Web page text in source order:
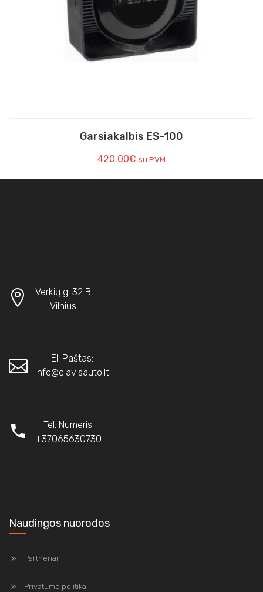
Garsiakalbis ES-100
420.00€ su PVM
Verkių g. 32 B
Vilnius
El. Paštas:
info@clavisauto.lt
Tel. Numeris:
+37065630730
Naudingos nuorodos
Partneriai
Privatumo politika